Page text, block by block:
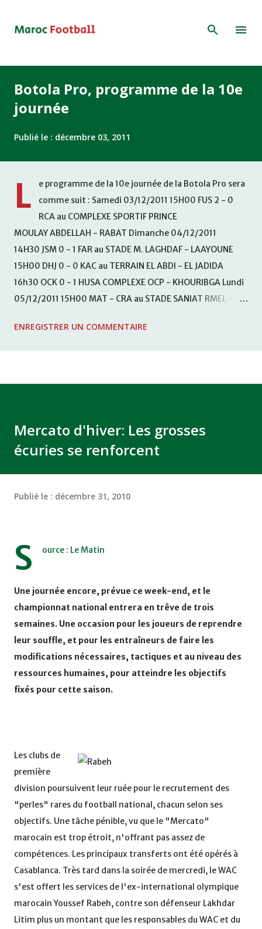
Botola Pro, programme de la 10e
journée
Publié le : décembre 03, 2011
L
e programme de la 10e journée de la Botola Pro sera
comme suit : Samedi 03/12/2011 15H00 FUS 2 - 0
RCA au COMPLEXE SPORTIF PRINCE
MOULAY ABDELLAH - RABAT Dimanche 04/12/2011
14H30 JSM 0 - 1 FAR au STADE M. LAGHDAF - LAAYOUNE
15H00 DHJ 0 - 0 KAC au TERRAIN EL ABDI - EL JADIDA
16h30 OCK 0 - 1 HUSA COMPLEXE OCP - KHOURIBGA Lundi
05/12/2011 15H00 MAT - CRA au STADE SANIAT RMEL -
KHEMISET Mardi 06/12/2011 15H00 WAF - OCS au
ENREGISTRER UN COMMENTAIRE
Mercato d'hiver: Les grosses
écuries se renforcent
Publié le : décembre 31, 2010
S ource : Le Matin
Une journée encore, prévue ce week-end, et le
championnat national entrera en trêve de trois
semaines. Une occasion pour les joueurs de reprendre
leur souffle, et pour les entraîneurs de faire les
modifications nécessaires, tactiques et au niveau des
ressources humaines, pour atteindre les objectifs
fixés pour cette saison.
Les clubs de
première
division poursuivent leur ruée pour le recrutement des
"perles" rares du football national, chacun selon ses
objectifs. Une tâche pénible, vu que le "Mercato"
marocain est trop étroit, n'offrant pas assez de
compétences. Les principaux transferts ont été opérés à
Casablanca. Très tard dans la soirée de mercredi, le WAC
s'est offert les services de l'ex-international olympique
marocain Youssef Rabeh, contre son défenseur Lakhdar
Litim plus un montant que les responsables du WAC et du